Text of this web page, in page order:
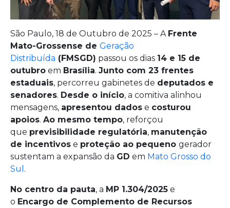
São Paulo, 18 de Outubro de 2025 – A Frente
Mato-Grossense de Geração
Distribuída (FMSGD) passou os dias 14 e 15 de
outubro em Brasília. Junto com 23 frentes
estaduais, percorreu gabinetes de deputados e
senadores. Desde o início, a comitiva alinhou
mensagens, apresentou dados e costurou
apoios. Ao mesmo tempo, reforçou
que previsibilidade regulatória, manutenção
de incentivos e proteção ao pequeno gerador
sustentam a expansão da GD em Mato Grosso do
Sul .
No centro da pauta, a MP 1.304/2025 e
o Encargo de Complemento de Recursos